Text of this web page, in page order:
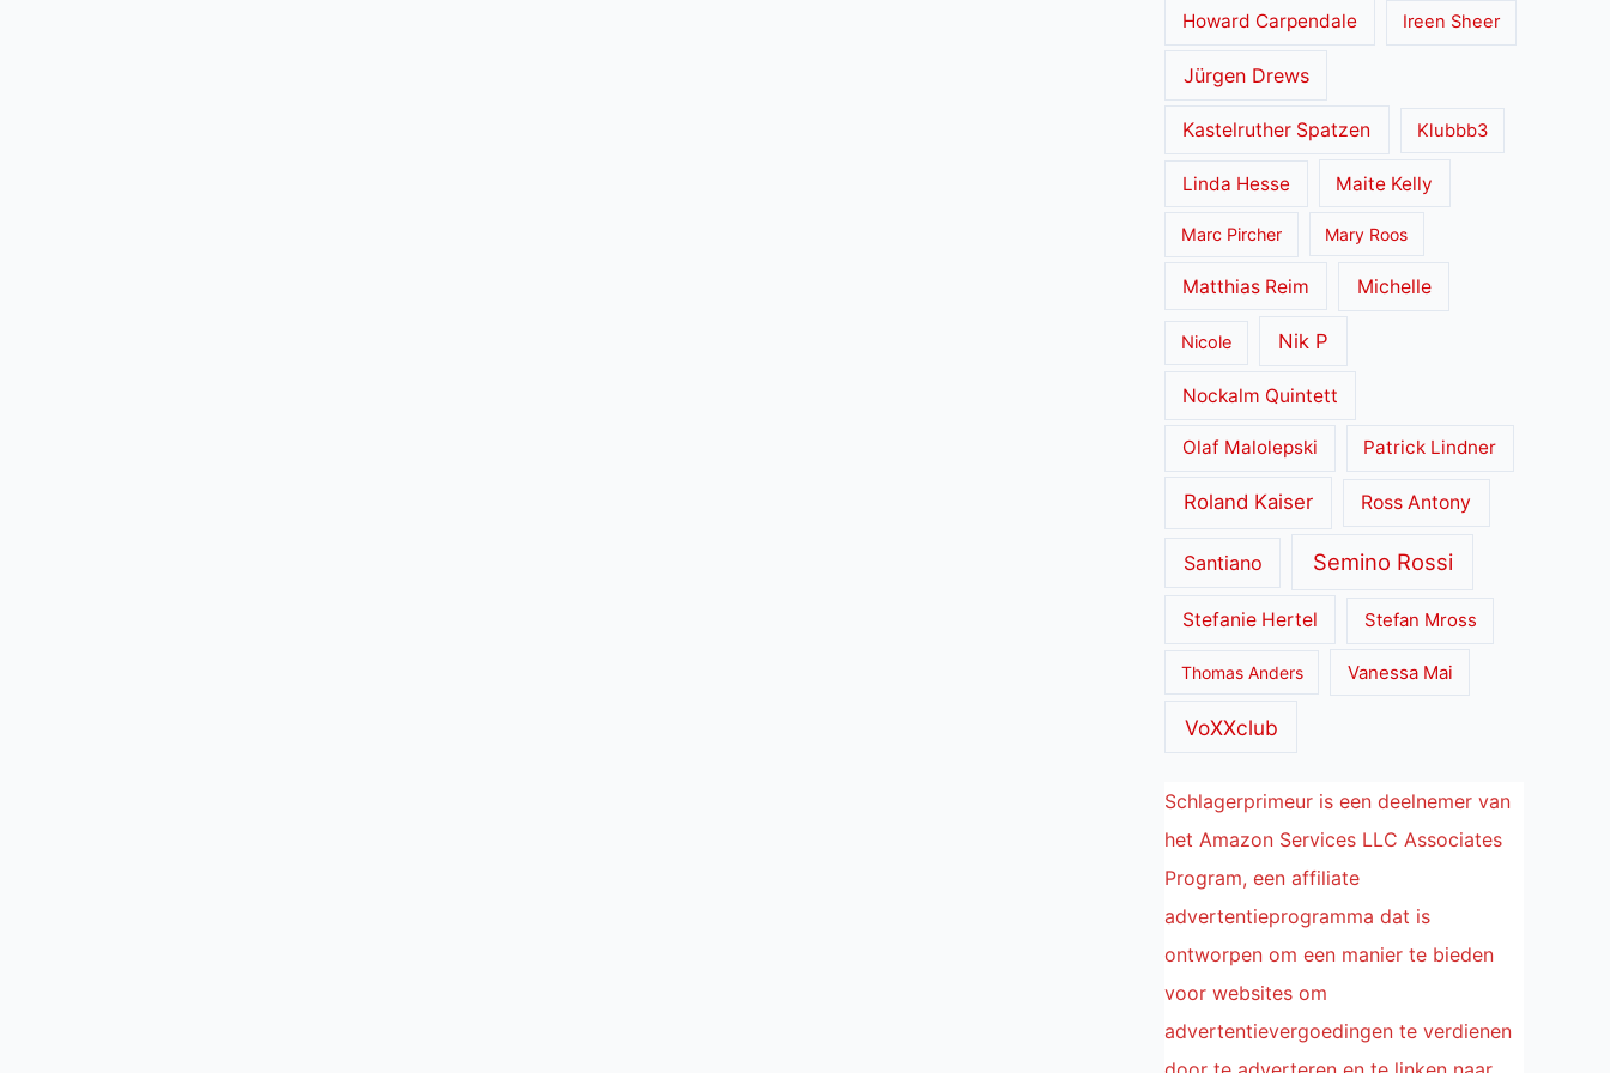
Howard Carpendale Ireen Sheer
Jürgen Drews
Kastelruther Spatzen Klubbb3
Linda Hesse Maite Kelly
Marc Pircher Mary Roos
Matthias Reim Michelle
Nicole Nik P
Nockalm Quintett
Olaf Malolepski Patrick Lindner
Roland Kaiser Ross Antony
Santiano Semino Rossi
Stefanie Hertel Stefan Mross
Thomas Anders Vanessa Mai
VoXXclub
Schlagerprimeur is een deelnemer van
het Amazon Services LLC Associates
Program, een affiliate
advertentieprogramma dat is
ontworpen om een manier te bieden
voor websites om
advertentievergoedingen te verdienen